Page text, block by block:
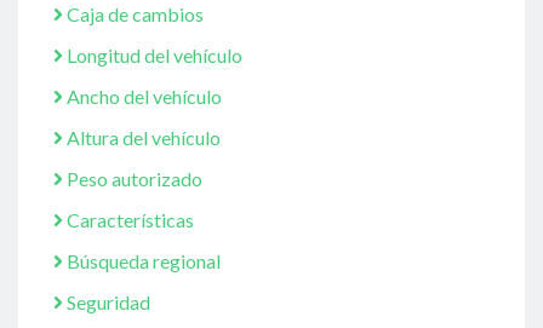
Caja de cambios
Longitud del vehículo
Ancho del vehículo
Altura del vehículo
Peso autorizado
Características
Búsqueda regional
Seguridad